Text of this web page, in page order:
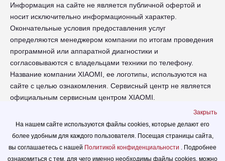
Информация на сайте не является публичной офертой и
носит исключительно информационный характер.
Окончательные условия предоставления услуг
определяются менеджером компании по итогам проведения
программной или аппаратной диагностики и
согласовываются с владельцами техники по телефону.
Название компании XIAOMI, ее логотипы, используются на
сайте с целью ознакомления. Сервисный центр не является
официальным сервисным центром XIAOMI.
irk-xiaomi.russupports.com - Сервисный центр XIAOMI в
Иркутске - сайт сервисного центра RUSSUPPORT по ремонту
© 2026.
На нашем сайте используются файлы cookies, которые делают его
более удобным для каждого пользователя. Посещая страницы сайта,
вы соглашаетесь с нашей Политикой конфиденциальности . Подробнее
ознакомиться с тем, для чего именно необходимы файлы сookies, можно
Закрыть